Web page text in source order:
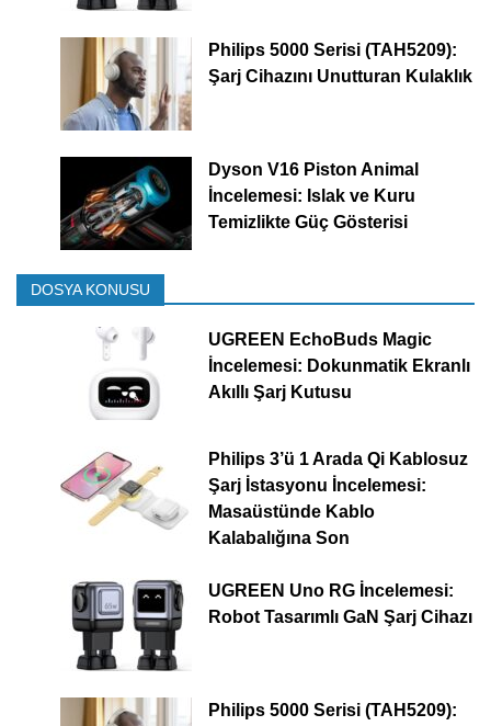
Philips 5000 Serisi (TAH5209):
Şarj Cihazını Unutturan Kulaklık
Dyson V16 Piston Animal
İncelemesi: Islak ve Kuru
Temizlikte Güç Gösterisi
DOSYA KONUSU
UGREEN EchoBuds Magic
İncelemesi: Dokunmatik Ekranlı
Akıllı Şarj Kutusu
Philips 3’ü 1 Arada Qi Kablosuz
Şarj İstasyonu İncelemesi:
Masaüstünde Kablo
Kalabalığına Son
UGREEN Uno RG İncelemesi:
Robot Tasarımlı GaN Şarj Cihazı
Philips 5000 Serisi (TAH5209):